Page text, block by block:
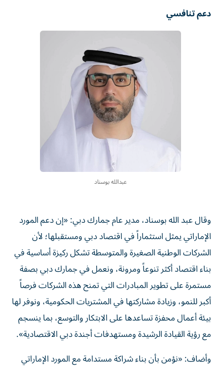
دعم تنافسي
عبدالله بوسناد
وقال عبد الله بوسناد، مدير عام جمارك دبي: «إن دعم المورد
الإماراتي يمثل استثماراً في اقتصاد دبي ومستقبلها؛ لأن
الشركات الوطنية الصغيرة والمتوسطة تشكل ركيزة أساسية في
بناء اقتصاد أكثر تنوعاً ومرونة، ونعمل في جمارك دبي بصفة
مستمرة على تطوير المبادرات التي تمنح هذه الشركات فرصاً
أكبر للنمو، وزيادة مشاركتها في المشتريات الحكومية، ونوفر لها
بيئة أعمال محفزة تساعدها على الابتكار والتوسع، بما ينسجم
مع رؤية القيادة الرشيدة ومستهدفات أجندة دبي الاقتصادية».
وأضاف: «نؤمن بأن بناء شراكة مستدامة مع المورد الإماراتي